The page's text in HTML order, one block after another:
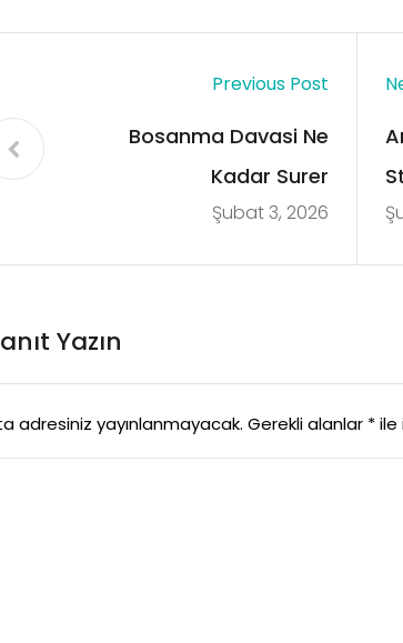
Previous Post
Bosanma Davasi Ne
Kadar Surer
Şubat 3, 2026
Yazın
adresiniz yayınlanmayacak. Gerekli alanlar *ile